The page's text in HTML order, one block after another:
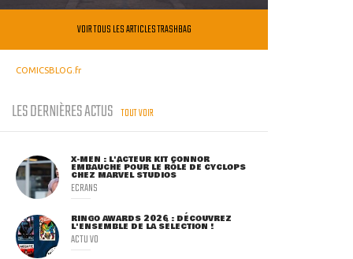
VOIR TOUS LES ARTICLES TRASHBAG
COMICSBLOG.fr
LES DERNIÈRES ACTUS TOUT VOIR
X-MEN : L'ACTEUR KIT CONNOR
EMBAUCHÉ POUR LE RÔLE DE CYCLOPS
CHEZ MARVEL STUDIOS
ECRANS
RINGO AWARDS 2026 : DÉCOUVREZ
L'ENSEMBLE DE LA SÉLECTION !
ACTU VO